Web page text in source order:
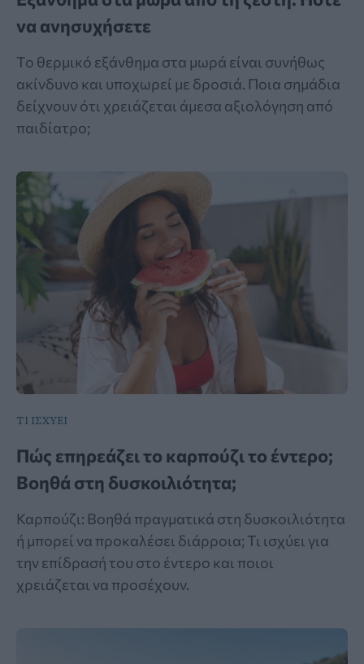
να ανησυχήσετε
Το θερμικό εξάνθημα στα μωρά είναι συνήθως
ακίνδυνο και υποχωρεί με δροσιά. Ποια σημάδια
δείχνουν ότι χρειάζεται άμεσα αξιολόγηση από
παιδίατρο;
ΤΙ ΙΣΧΥΕΙ
Πώς επηρεάζει το καρπούζι το έντερο;
Βοηθά στη δυσκοιλιότητα;
Καρπούζι: Βοηθά πραγματικά στη δυσκοιλιότητα
ή μπορεί να προκαλέσει διάρροια; Τι ισχύει για
την επίδρασή του στο έντερο και ποιοι
χρειάζεται να προσέχουν.